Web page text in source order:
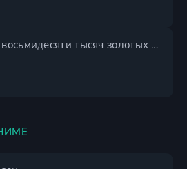
Сбережение восьмидесяти тысяч золотых монет в другом мире